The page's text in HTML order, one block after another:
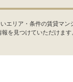
エリア・条件の賃貸マン
を見つけていただけま